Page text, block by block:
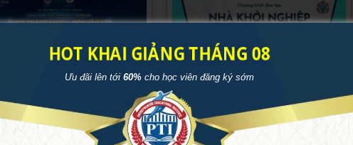
2025] Hội Thảo: Doanh
Việt Nam Vượt thách
trình hội thảo kinh tế với chủ đề
nghiệp Việt Nam trong kỷ nguyên
Khoá học cho nhà Khởi Nghiệp
HOT KHAI GIẢNG THÁNG 08
Ưu đãi lên tới 60% cho học viên đăng ký sớm